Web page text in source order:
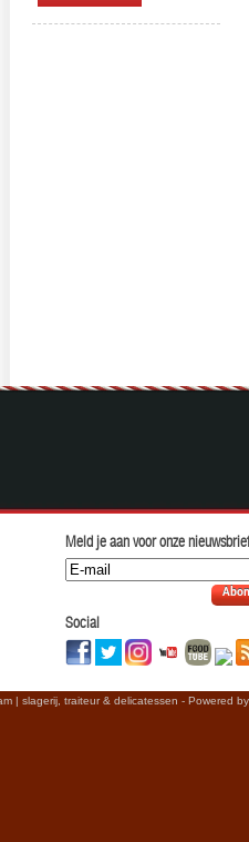
Meld je aan voor onze
Social
| slagerij, traiteur & delicatessen - Powered